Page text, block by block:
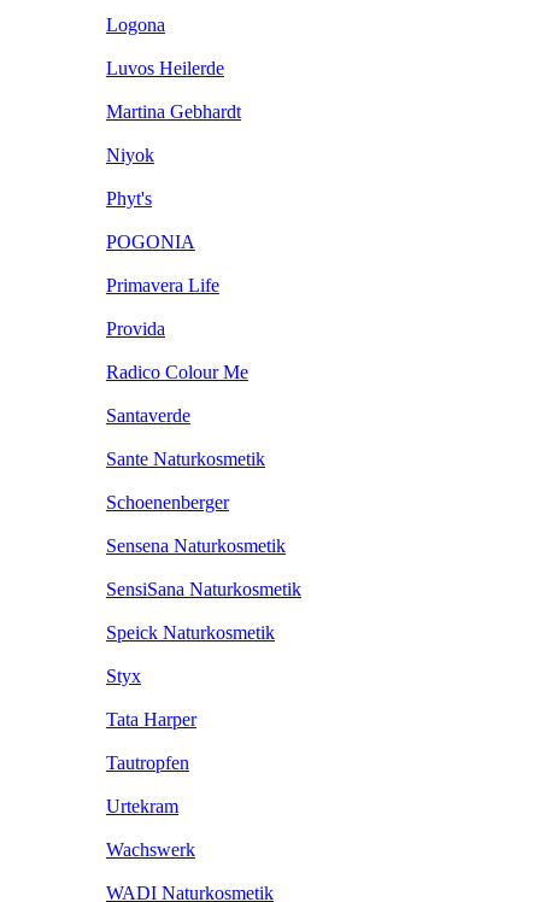
Logona
Luvos Heilerde
Martina Gebhardt
Niyok
Phyt's
POGONIA
Primavera Life
Provida
Radico Colour Me
Santaverde
Sante Naturkosmetik
Schoenenberger
Sensena Naturkosmetik
SensiSana Naturkosmetik
Speick Naturkosmetik
Styx
Tata Harper
Tautropfen
Urtekram
Wachswerk
WADI Naturkosmetik